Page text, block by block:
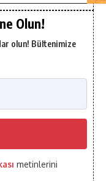
Olun!
olun! Bültenimize
metinlerini